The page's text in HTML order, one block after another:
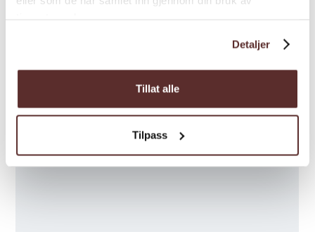
Detaljer
Tillat alle
Tilpass
opplevelser med høy internasjonal standard.
andre godbiter. Uteserveringen ligg idyllisk til
ved fjordkanten og er åpen kvar dag heile
Velkommen
Kart